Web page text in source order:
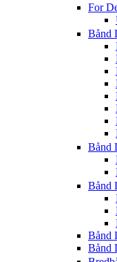
For
Bånd
Bånd
Bånd
Bånd
Bånd